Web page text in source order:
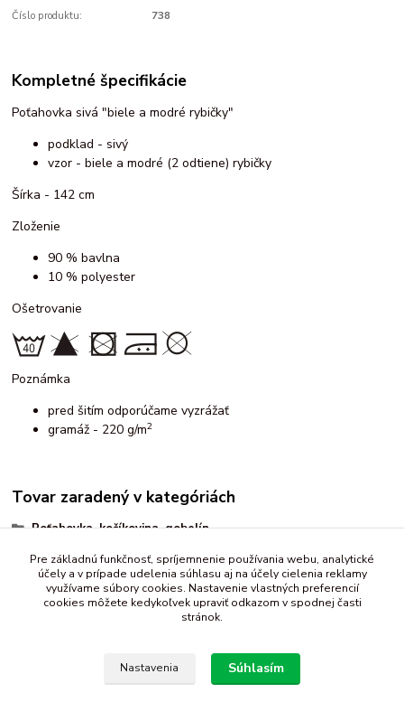
Číslo produktu: 738
Kompletné špecifikácie
Poťahovka sivá "biele a modré rybičky"
podklad - sivý
vzor - biele a modré (2 odtiene) rybičky
Šírka - 142 cm
Zloženie
90 % bavlna
10 % polyester
Ošetrovanie
Poznámka
pred šitím odporúčame vyzrážať
gramáž - 220 g/m2
Tovar zaradený v kategóriách
Poťahovka, kočíkovina, gobelín
vzorované
zvieratká
Pre základnú funkčnosť, spríjemnenie používania webu, analytické
účely a v prípade udelenia súhlasu aj na účely cielenia reklamy
využívame súbory cookies. Nastavenie vlastných preferencií
cookies môžete kedykoľvek upraviť odkazom v spodnej časti
stránok.
Nastavenia Súhlasím